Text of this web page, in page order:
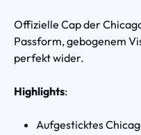
Offizielle Cap der
Passform, gebogenem
perfekt wider.
Highlights:
Aufgesticktes